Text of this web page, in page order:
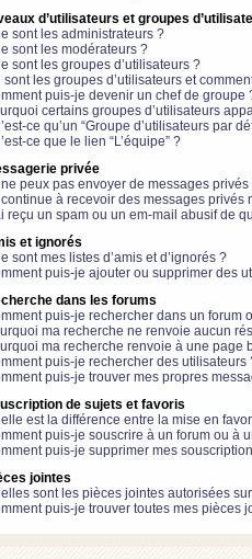
d’utilisateurs et groupes
sont les administrateurs ?
sont les modérateurs ?
sont les groupes d’utilisateurs ?
sont les groupes d’utilisateurs et
puis-je devenir un chef de groupe
certains groupes d’utilisateurs
ce qu’un “Groupe d’utilisateurs par
ce que le lien “L’équipe” ?
privée
peux pas envoyer de messages privés
à recevoir des messages privés
reçu un spam ou un em-mail abusif de
et ignorés
sont mes listes d’amis et d’ignorés ?
puis-je ajouter ou supprimer des
dans les forums
puis-je rechercher dans un forum
ma recherche ne renvoie aucun
ma recherche renvoie à une page
puis-je rechercher des utilisateurs
puis-je trouver mes propres
de sujets et favoris
est la différence entre la mise en
puis-je souscrire à un forum ou à
puis-je supprimer mes
jointes
sont les pièces jointes autorisées
puis-je trouver toutes mes pièces